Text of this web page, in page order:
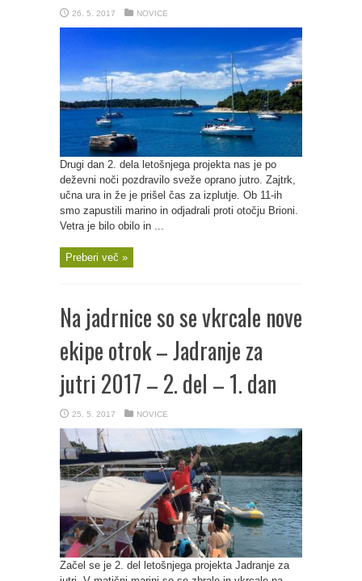
26. 5. 2017 NOVICE
Drugi dan 2. dela letošnjega projekta nas je po
deževni noči pozdravilo sveže oprano jutro. Zajtrk,
učna ura in že je prišel čas za izplutje. Ob 11-ih
smo zapustili marino in odjadrali proti otočju Brioni.
Vetra je bilo obilo in ...
Preberi več »
Na jadrnice so se vkrcale nove
ekipe otrok – Jadranje za
jutri 2017 – 2. del – 1. dan
25. 5. 2017 NOVICE
Začel se je 2. del letošnjega projekta Jadranje za